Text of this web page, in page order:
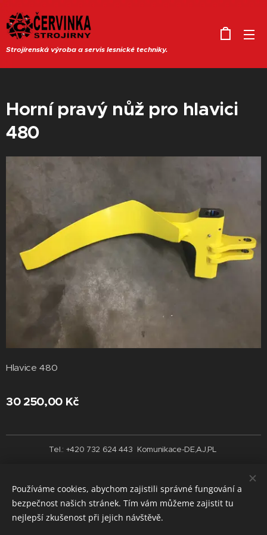
Strojírenská výroba a servis lesnické techniky.
Horní pravý nůž pro hlavici
480
Hlavice 480
30 250,00 Kč
Tel.: +420 732 624 443 Komunikace-DE,AJ,PL
Jazyky
Čeština
English
Používáme cookies, abychom zajistili správné fungování a
bezpečnost našich stránek. Tím vám můžeme zajistit tu
nejlepší zkušenost při jejich návštěvě.